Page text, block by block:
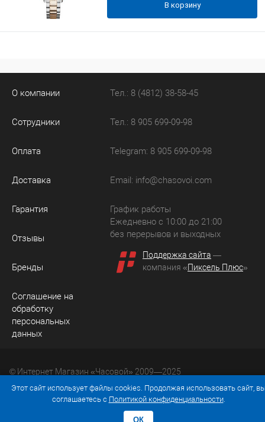
В корзину
О компании
Сотрудники
Оплата
Доставка
Гарантия
Отзывы
Бренды
Соглашение на
обработку
персональных
данных
Тел.: 8 (4812) 38-58-45
Тел.: 8 905 699-09-98
Telegram: 8 905 699-09-98
Email: info@chasovoi.com
График работы
Ежедневно с 10:00 до 21:00
без перерывов и выходных
Поддержка сайта —
компания «Пиксель Плюс»
© Интернет Магазин «Часовой» 2009—2025
Юридический адрес: 214036 Россия, г. Смоленск, ул.
Рыленкова, д. 61а, кв. 24.
Этот сайт использует файлы cookies. Продолжая использовать сайт,
соглашаетесь с Политикой конфиденциальности.
ОК